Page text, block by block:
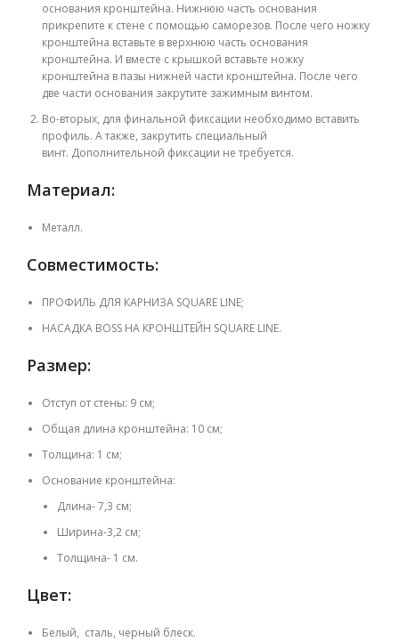
основания кронштейна. Нижнюю часть основания
прикрепите к стене с помощью саморезов. После чего ножку
кронштейна вставьте в верхнюю часть основания
кронштейна. И вместе с крышкой вставьте ножку
кронштейна в пазы нижней части кронштейна. После чего
две части основания закрутите зажимным винтом.
Во-вторых, для финальной фиксации необходимо вставить
профиль. А также, закрутить специальный
винт. Дополнительной фиксации не требуется.
Материал:
Металл.
Совместимость:
ПРОФИЛЬ ДЛЯ КАРНИЗА SQUARE LINE;
НАСАДКА BOSS НА КРОНШТЕЙН SQUARE LINE.
Размер:
Отступ от стены: 9 см;
Общая длина кронштейна: 10 см;
Толщина: 1 см;
Основание кронштейна:
Длина- 7,3 см;
Ширина-3,2 см;
Толщина- 1 см.
Цвет:
Белый, сталь, черный блеск.